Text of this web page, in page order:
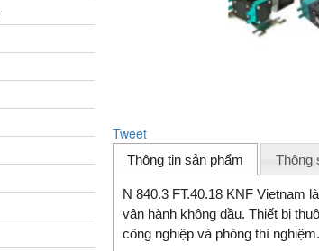
Tweet
Thông tin sản phẩm Thông
N 840.3 FT.40.18 KNF Vietnam
vận hành không dầu. Thiết bị
công nghiệp và phòng thí nghiệm.